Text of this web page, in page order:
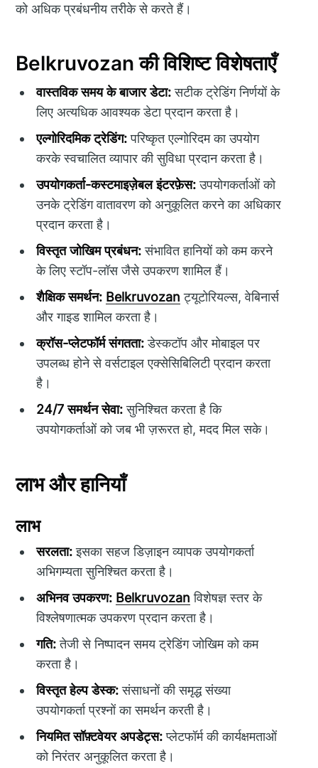
को अधिक प्रबंधनीय तरीके से करते हैं।
Belkruvozan की विशिष्ट विशेषताएँ
वास्तविक समय के बाजार डेटा:सटीक ट्रेडिंग निर्णयों के
लिए अत्यधिक आवश्यक डेटा प्रदान करता है।
एल्गोरिदमिक ट्रेडिंग:परिष्कृत एल्गोरिदम का उपयोग
करके स्वचालित व्यापार की सुविधा प्रदान करता है।
उपयोगकर्ता-कस्टमाइज़ेबल इंटरफ़ेस:उपयोगकर्ताओं को
उनके ट्रेडिंग वातावरण को अनुकूलित करने का अधिकार
प्रदान करता है।
विस्तृत जोखिम प्रबंधन:संभावित हानियों को कम करने
के लिए स्टॉप-लॉस जैसे उपकरण शामिल हैं।
शैक्षिक समर्थन: Belkruvozan ट्यूटोरियल्स, वेबिनार्स
और गाइड शामिल करता है।
क्रॉस-प्लेटफॉर्म संगतता:डेस्कटॉप और मोबाइल पर
उपलब्ध होने से वर्सटाइल एक्सेसिबिलिटी प्रदान करता
है।
24/7 समर्थन सेवा:सुनिश्चित करता है कि
उपयोगकर्ताओं को जब भी ज़रूरत हो, मदद मिल सके।
लाभ और हानियाँ
लाभ
सरलता:इसका सहज डिज़ाइन व्यापक उपयोगकर्ता
अभिगम्यता सुनिश्चित करता है।
अभिनव उपकरण: Belkruvozan विशेषज्ञ स्तर के
विश्लेषणात्मक उपकरण प्रदान करता है।
गति:तेजी से निष्पादन समय ट्रेडिंग जोखिम को कम
करता है।
विस्तृत हेल्प डेस्क:संसाधनों की समृद्ध संख्या
उपयोगकर्ता प्रश्नों का समर्थन करती है।
नियमित सॉफ़्टवेयर अपडेट्स:प्लेटफॉर्म की कार्यक्षमताओं
को निरंतर अनुकूलित करता है।